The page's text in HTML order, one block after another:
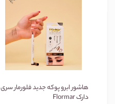
هاشور ابرو پوکه جدید فلورمار سری
دارک Flormar